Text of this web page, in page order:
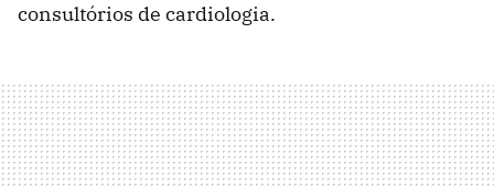
consultórios de cardiologia.